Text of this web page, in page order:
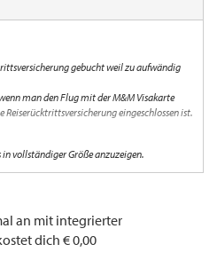
gebucht weil zu aufwändig
man den Flug mit der M&M Visakarte
eingeschlossen ist.
in vollständiger Größe anzuzeigen.
an mit integrierter
dich € 0,00